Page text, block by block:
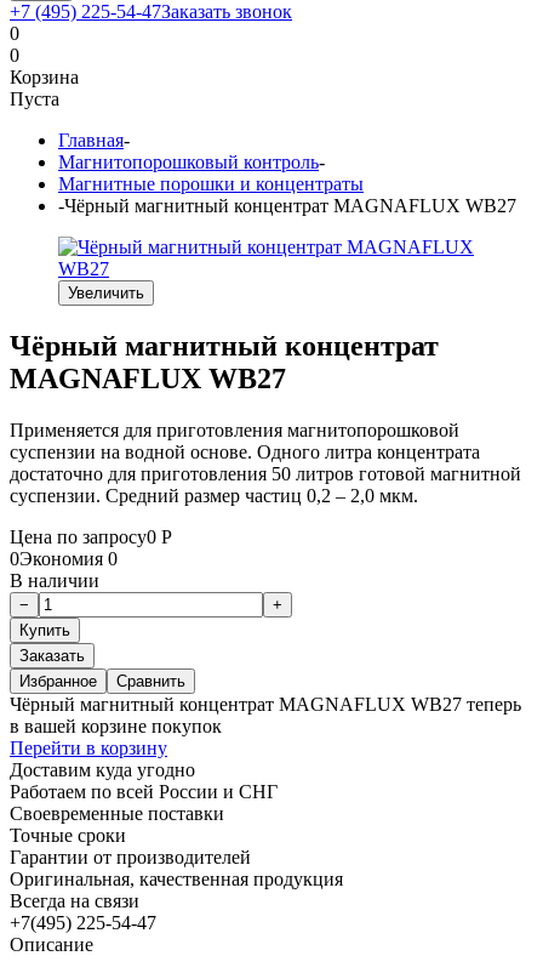
+7 (495) 225-54-47Заказать звонок
0
0
Корзина
Пуста
Главная-
Магнитопорошковый контроль-
Магнитные порошки и концентраты
-Чёрный магнитный концентрат MAGNAFLUX WB27
Увеличить
Чёрный магнитный концентрат
MAGNAFLUX WB27
Применяется для приготовления магнитопорошковой
суспензии на водной основе. Одного литра концентрата
достаточно для приготовления 50 литров готовой магнитной
суспензии. Средний размер частиц 0,2 – 2,0 мкм.
Цена по запросу0 Р
0Экономия 0
В наличии
Заказать
Избранное
Сравнить
Чёрный магнитный концентрат MAGNAFLUX WB27 теперь
в вашей корзине покупок
Перейти в корзину
Доставим куда угодно
Работаем по всей России и СНГ
Своевременные поставки
Точные сроки
Гарантии от производителей
Оригинальная, качественная продукция
Всегда на связи
+7(495) 225-54-47
Описание